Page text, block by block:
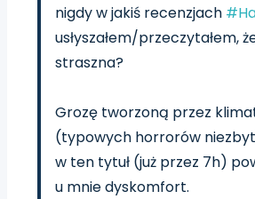
nigdy w jakiś recenzjach
usłyszałem/przeczytałem,
straszna?
Grozę tworzoną przez
(typowych horrorów
w ten tytuł (już przez 7h)
u mnie dyskomfort.